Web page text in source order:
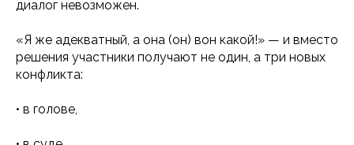
диалог невозможен.
«Я же адекватный, а она (он) вон какой!» — и вместо
решения участники получают не один, а три новых
конфликта:
• в голове,